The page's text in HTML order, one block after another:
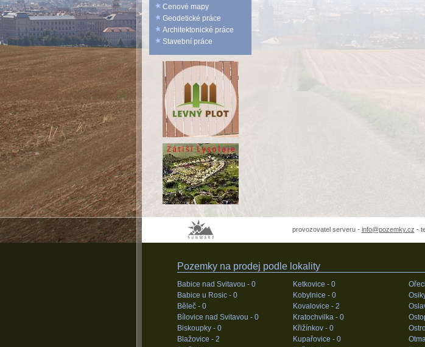
Cenové mapy
Geodetické práce
Architektonické práce
Stavební práce
provozovatel serveru - info@pozemky.cz -
Pozemky na prodej podle lokality
Babice nad Svitavou - 0
Babice u Rosic - 0
Běleč - 0
Bílovice nad Svitavou - 0
Biskoupky - 0
Blažovice - 2
Ketkovice - 0
Kobylnice - 0
Kovalovice - 2
Kratochvilka - 0
Křižínkov - 0
Kupařovice - 0